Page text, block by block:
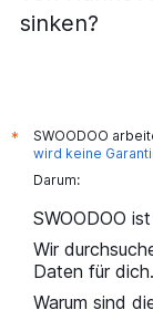
sinken?
*
SWOODOO
wird keine
Darum:
SWOODOO
Wir
Daten für dich.
Warum sind